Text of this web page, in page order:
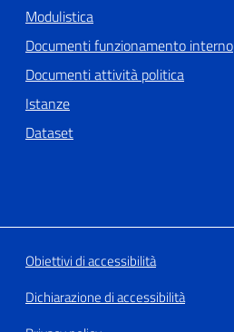
Modulistica
Documenti funzionamento interno
Documenti attività politica
Istanze
Dataset
Obiettivi di accessibilità
Dichiarazione di accessibilità